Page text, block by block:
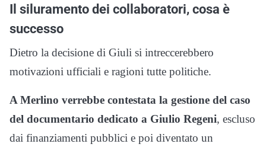
Il siluramento dei collaboratori, cosa è
successo
Dietro la decisione di Giuli si intreccerebbero
motivazioni ufficiali e ragioni tutte politiche.
A Merlino verrebbe contestata la gestione del caso
del documentario dedicato a Giulio Regeni, escluso
dai finanziamenti pubblici e poi diventato un